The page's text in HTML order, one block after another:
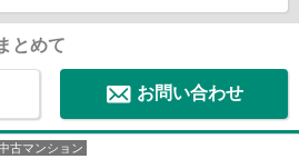
とめて
お問い合わせ
古マンション